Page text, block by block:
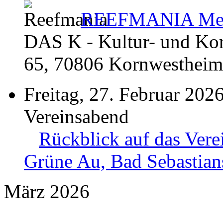
REEFMANIA
DAS K - Kultur- und
65, 70806 Kornwestheim
Freitag, 27. Februar
Vereinsabend
Rückblick auf das
Grüne Au, Bad
März 2026